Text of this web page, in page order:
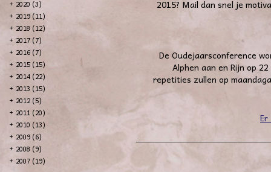
+ 2020 (3)
+ 2019 (11)
+ 2018 (12)
+ 2017 (7)
+ 2016 (7)
+ 2015 (15)
+ 2014 (22)
+ 2013 (15)
+ 2012 (5)
+ 2011 (20)
+ 2010 (13)
+ 2009 (6)
+ 2008 (9)
+ 2007 (19)
2015? Mail dan snel je
De Oudejaarsconference
Alphen aan en Rijn op
repetities zullen op